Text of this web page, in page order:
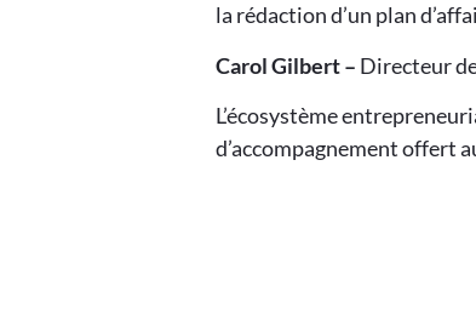
la rédaction d’un plan
Carol Gilbert – Directeur
L’écosystème
d’accompagnement offert